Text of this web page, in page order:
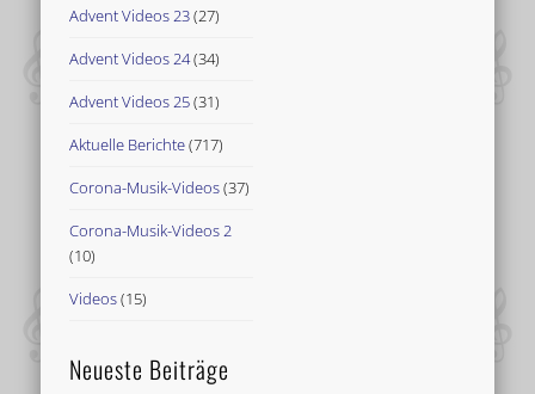
Advent Videos 23(27)
Advent Videos 24(34)
Advent Videos 25(31)
Aktuelle Berichte(717)
Corona-Musik-Videos(37)
Corona-Musik-Videos 2
(10)
Videos(15)
Neueste Beiträge